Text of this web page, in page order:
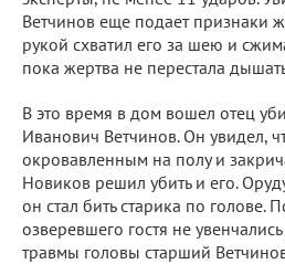
Ветчинов еще подает признаки
рукой схватил его за шею и
пока жертва не перестала
В это время в дом вошел отец
Иванович Ветчинов. Он увидел,
окровавленным на полу и
Новиков решил убить и его.
он стал бить старика по голове.
озверевшего гостя не
травмы головы старший